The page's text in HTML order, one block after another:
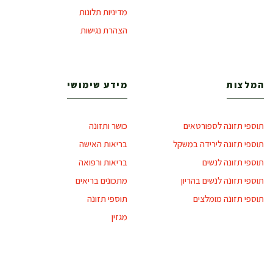
מדיניות תלונות
הצהרת נגישות
המלצות
תוספי תזונה לספורטאים
תוספי תזונה לירידה במשקל
תוספי תזונה לנשים
תוספי תזונה לנשים בהריון
תוספי תזונה מומלצים
מידע שימושי
כושר ותזונה
בריאות האישה
בריאות ורפואה
מתכונים בריאים
תוספי תזונה
מגזין